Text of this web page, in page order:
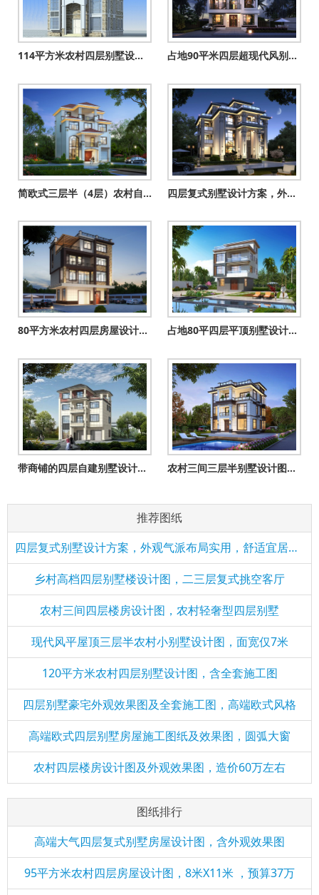
114平方米农村四层别墅设计图纸及效果图，11X11米 占地90平米四层超现代风别墅设计图，享受高品质生活
简欧式三层半（4层）农村自建房别墅设计图效果图，带车库户型 四层复式别墅设计方案，外观气派布局实用，舒适宜居美极了！
80平方米农村四层房屋设计图纸及效果图 占地80平四层平顶别墅设计图，现代风房子效果图
带商铺的四层自建别墅设计图纸（一层商铺二三四住宅） 农村三间三层半别墅设计图，舒适宽敞时尚经济，居住生活方便舒
推荐图纸
四层复式别墅设计方案，外观气派布局实用，舒适宜居美极了！
乡村高档四层别墅楼设计图，二三层复式挑空客厅
农村三间四层楼房设计图，农村轻奢型四层别墅
现代风平屋顶三层半农村小别墅设计图，面宽仅7米
120平方米农村四层别墅设计图，含全套施工图
四层别墅豪宅外观效果图及全套施工图，高端欧式风格
高端欧式四层别墅房屋施工图纸及效果图，圆弧大窗
农村四层楼房设计图及外观效果图，造价60万左右
图纸排行
高端大气四层复式别墅房屋设计图，含外观效果图
95平方米农村四层房屋设计图，8米X11米 ，预算37万